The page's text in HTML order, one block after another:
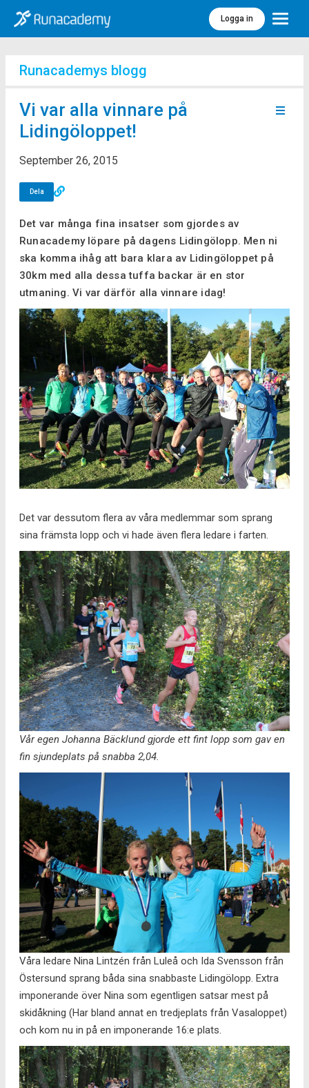
Logga in Meny
Runacademys blogg
Vi var alla vinnare på
Lidingöloppet!
September 26, 2015
Dela
Det var många fina insatser som gjordes av
Runacademy löpare på dagens Lidingölopp. Men ni
ska komma ihåg att bara klara av Lidingöloppet på
30km med alla dessa tuffa backar är en stor
utmaning. Vi var därför alla vinnare idag!
Det var dessutom flera av våra medlemmar som sprang
sina främsta lopp och vi hade även flera ledare i farten.
Vår egen Johanna Bäcklund gjorde ett fint lopp som gav en
fin sjundeplats på snabba 2,04.
Våra ledare Nina Lintzén från Luleå och Ida Svensson från
Östersund sprang båda sina snabbaste Lidingölopp. Extra
imponerande över Nina som egentligen satsar mest på
skidåkning (Har bland annat en tredjeplats från Vasaloppet)
och kom nu in på en imponerande 16:e plats.